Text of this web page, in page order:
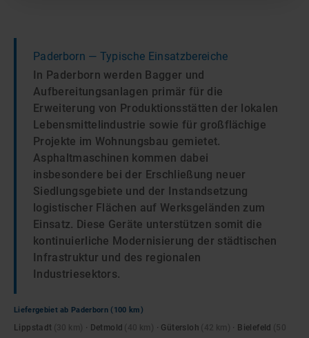
Paderborn — Typische Einsatzbereiche
In Paderborn werden Bagger und
Aufbereitungsanlagen primär für die
Erweiterung von Produktionsstätten der lokalen
Lebensmittelindustrie sowie für großflächige
Projekte im Wohnungsbau gemietet.
Asphaltmaschinen kommen dabei
insbesondere bei der Erschließung neuer
Siedlungsgebiete und der Instandsetzung
logistischer Flächen auf Werksgeländen zum
Einsatz. Diese Geräte unterstützen somit die
kontinuierliche Modernisierung der städtischen
Infrastruktur und des regionalen
Industriesektors.
Liefergebiet ab Paderborn (100 km)
Lippstadt · Detmold · Gütersloh · Bielefeld